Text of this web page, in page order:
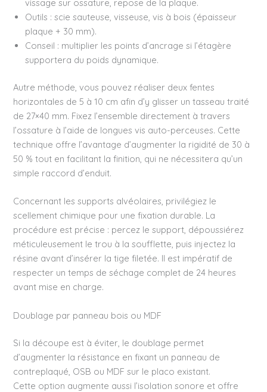
vissage sur ossature, repose de la plaque.
Outils : scie sauteuse, visseuse, vis à bois (épaisseur
plaque + 30 mm).
Conseil : multiplier les points d’ancrage si l’étagère
supportera du poids dynamique.
Autre méthode, vous pouvez réaliser deux fentes
horizontales de 5 à 10 cm afin d’y glisser un tasseau traité
de 27×40 mm. Fixez l’ensemble directement à travers
l’ossature à l’aide de longues vis auto-perceuses. Cette
technique offre l’avantage d’augmenter la rigidité de 30 à
50 % tout en facilitant la finition, qui ne nécessitera qu’un
simple raccord d’enduit.
Concernant les supports alvéolaires, privilégiez le
scellement chimique pour une fixation durable. La
procédure est précise : percez le support, dépoussiérez
méticuleusement le trou à la soufflette, puis injectez la
résine avant d’insérer la tige filetée. Il est impératif de
respecter un temps de séchage complet de 24 heures
avant mise en charge.
Doublage par panneau bois ou MDF
Si la découpe est à éviter, le doublage permet
d’augmenter la résistance en fixant un panneau de
contreplaqué, OSB ou MDF sur le placo existant.
Cette option augmente aussi l’isolation sonore et offre